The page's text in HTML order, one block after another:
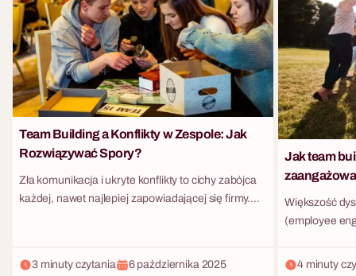
Team Building a Konflikty w Zespole: Jak
Rozwiązywać Spory?
Zła komunikacja i ukryte konflikty to cichy zabójca
każdej, nawet najlepiej zapowiadającej się firmy.
opóźnionych projektach i rotacji pracowników.
3 minuty czytania 6 października 2025
Jak team
Większość
(employee
Tymczasem
4 minuty